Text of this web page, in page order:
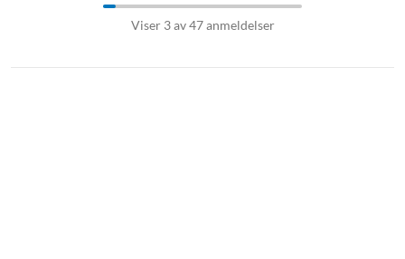
Viser 3 av 47 anmeldelser